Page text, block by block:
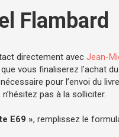
Flambard
directement avec Jean-
vous finaliserez l’achat
pour l’envoi du
pas à la solliciter.
E69 », remplissez le